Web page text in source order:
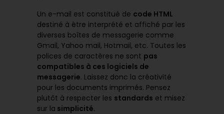
Un e-mail est constitué de code HTML
destiné à être interprété et affiché par les
diverses boîtes de messagerie comme
Gmail, Yahoo mail, Hotmail, etc. Toutes les
polices de caractères ne sont pas
compatibles à ces logiciels de
messagerie. Laissez donc la créativité
pour les documents imprimés. Pensez
plutôt à respecter les standards et misez
sur la simplicité.